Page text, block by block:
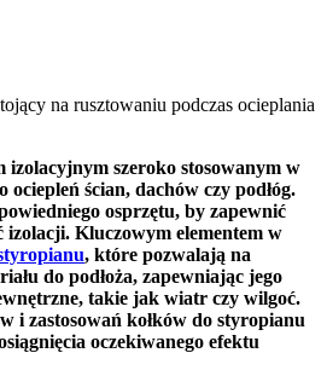
izolacyjnym szeroko stosowanym w
ociepleń ścian, dachów czy podłóg.
osprzętu, by zapewnić
izolacji. Kluczowym elementem w
, które pozwalają na
do podłoża, zapewniając jego
takie jak wiatr czy wilgoć.
i zastosowań kołków do styropianu
oczekiwanego efektu